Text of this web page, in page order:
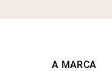
A MARCA